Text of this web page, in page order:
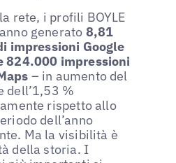
rete, i profili BOYLE
generato 8,81
impressioni Google
824.000 impressioni
– in aumento del
dell’1,53 %
rispetto allo
dell’anno
Ma la visibilità è
della storia. I